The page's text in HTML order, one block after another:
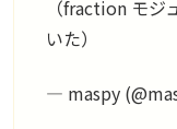
（fraction モジ
いた）
— maspy